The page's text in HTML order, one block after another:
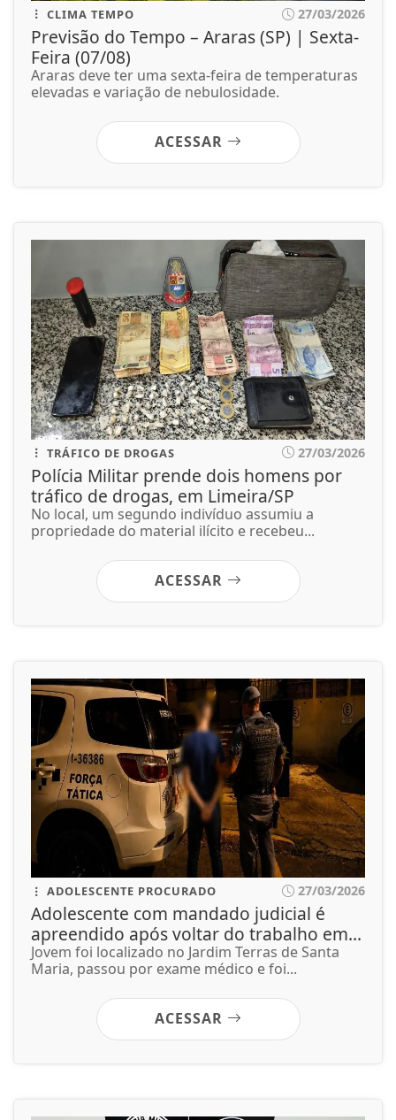
CLIMA TEMPO 27/03/2026
Previsão do Tempo – Araras (SP) | Sexta-
Feira (07/08)
Araras deve ter uma sexta-feira de temperaturas
elevadas e variação de nebulosidade.
ACESSAR
TRÁFICO DE DROGAS 27/03/2026
Polícia Militar prende dois homens por
tráfico de drogas, em Limeira/SP
No local, um segundo indivíduo assumiu a
propriedade do material ilícito e recebeu...
ACESSAR
ADOLESCENTE PROCURADO 27/03/2026
Adolescente com mandado judicial é
apreendido após voltar do trabalho em...
Jovem foi localizado no Jardim Terras de Santa
Maria, passou por exame médico e foi...
ACESSAR